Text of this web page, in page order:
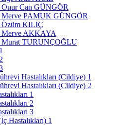
Onur Can GÜNGÖR
Merve PAMUK GÜNGÖR
Özüm KILIÇ
Merve AKKAYA
Murat TURUNÇOĞLU
Hastalıkları (Cildiye) 1
Hastalıkları (Cildiye) 2
1
2
3
Hastalıkları) 1